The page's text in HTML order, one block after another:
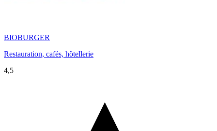
BIOBURGER
Restauration, cafés, hôtellerie
4,5